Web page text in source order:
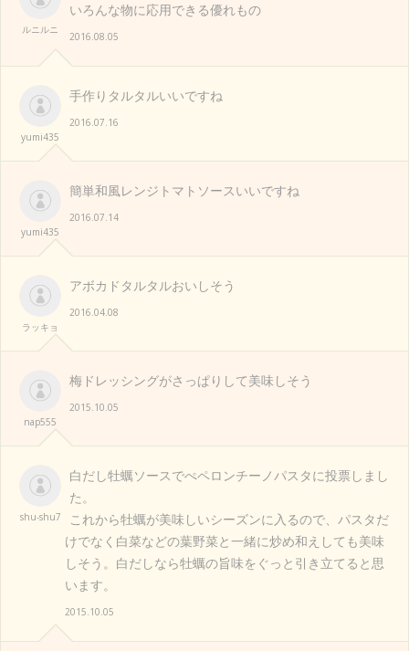
ルニルニ
いろんな物に応用できる優れもの
2016.08.05
yumi435
手作りタルタルいいですね
2016.07.16
yumi435
簡単和風レンジトマトソースいいですね
2016.07.14
ラッキョ
アボカドタルタルおいしそう
2016.04.08
nap555
梅ドレッシングがさっぱりして美味しそう
2015.10.05
shu-shu7
白だし牡蠣ソースでぺペロンチーノパスタに投票しまし
た。
これから牡蠣が美味しいシーズンに入るので、パスタだ
けでなく白菜などの葉野菜と一緒に炒め和えしても美味
しそう。白だしなら牡蠣の旨味をぐっと引き立てると思
います。
2015.10.05